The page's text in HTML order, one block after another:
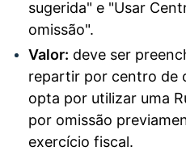
sugerida" e "Usar
omissão".
Valor: deve ser
repartir por centro de
opta por utilizar uma
por omissão
exercício fiscal.